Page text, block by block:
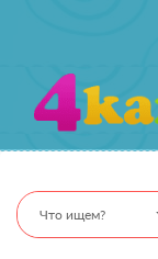
Что ищем?